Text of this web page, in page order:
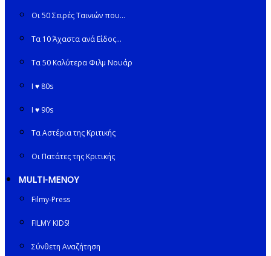
Οι 50 Σειρές Ταινιών που…
Τα 10 Άχαστα ανά Είδος…
Τα 50 Καλύτερα Φιλμ Νουάρ
I ♥ 80s
I ♥ 90s
Τα Αστέρια της Κριτικής
Οι Πατάτες της Κριτικής
MULTI-ΜΕΝΟΥ
Filmy-Press
FILMY KIDS!
Σύνθετη Αναζήτηση